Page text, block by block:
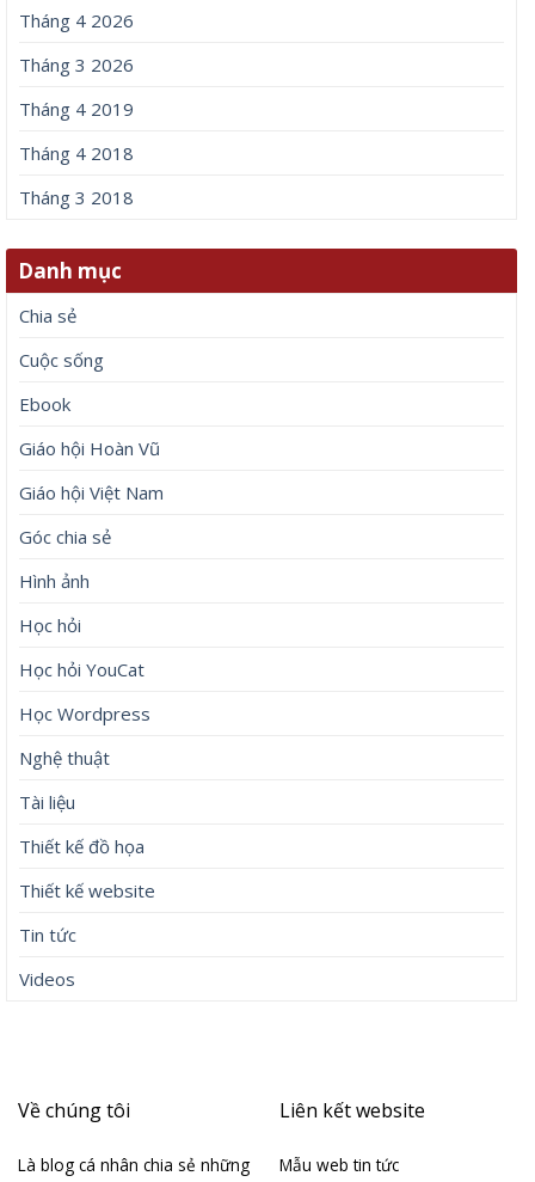
Tháng 4 2026
Tháng 3 2026
Tháng 4 2019
Tháng 4 2018
Tháng 3 2018
Danh mục
Chia sẻ
Cuộc sống
Ebook
Giáo hội Hoàn Vũ
Giáo hội Việt Nam
Góc chia sẻ
Hình ảnh
Học hỏi
Học hỏi YouCat
Học Wordpress
Nghệ thuật
Tài liệu
Thiết kế đồ họa
Thiết kế website
Tin tức
Videos
Về chúng tôi
Là blog cá nhân chia sẻ những
Liên kết website
Mẫu web tin tức